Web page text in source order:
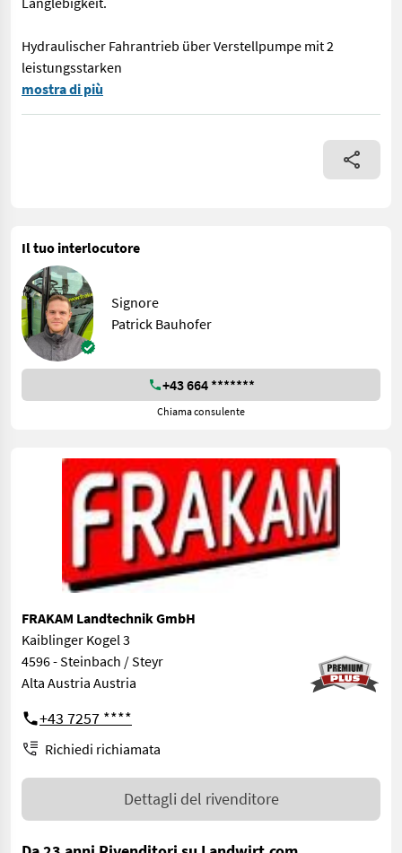
Hydraulischer Fahrantrieb über Verstellpumpe mit 2
leistungsstarken
Der Bergtalent ist der leistungsstarke Einachser für
mostra di più
Il tuo interlocutore
Signore
Patrick Bauhofer
+43 664 *******
Chiama consulente
FRAKAM Landtechnik GmbH
Kaiblinger Kogel 3
4596 - Steinbach / Steyr
Alta Austria Austria
+43 7257 ****
Richiedi richiamata
Dettagli del rivenditore